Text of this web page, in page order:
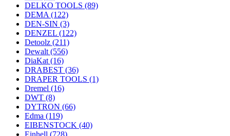
DELKO TOOLS (89)
DEMA (122)
DEN-SIN (3)
DENZEL (122)
Detoolz (211)
Dewalt (556)
DiaKat (16)
DRABEST (36)
DRAPER TOOLS (1)
Dremel (16)
DWT (8)
DYTRON (66)
Edma (119)
EIBENSTOCK (40)
Einhell (728)